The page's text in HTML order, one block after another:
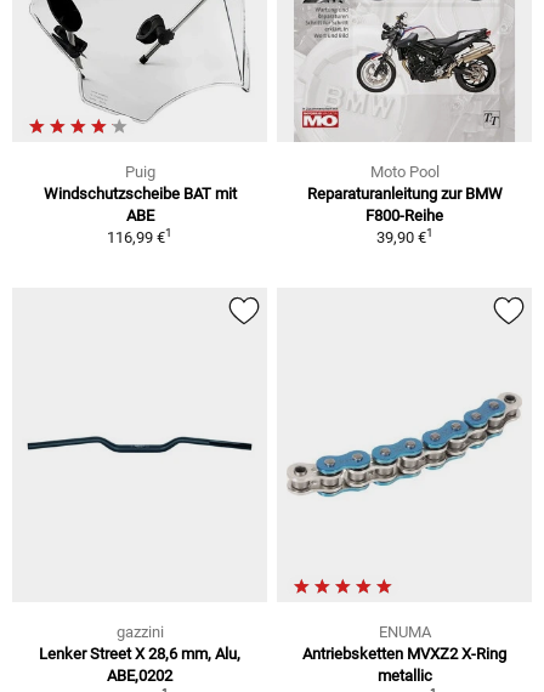
Puig
Windschutzscheibe BAT mit
ABE
116,99 €1
Moto Pool
Reparaturanleitung zur BMW
F800-Reihe
39,90 €1
gazzini
Lenker Street X 28,6 mm, Alu,
ABE,0202
ENUMA
Antriebsketten MVXZ2 X-Ring
metallic